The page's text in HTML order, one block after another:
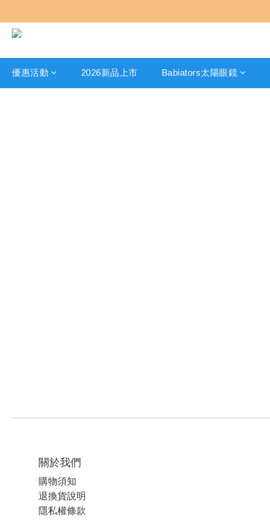
優惠活動 2026新品上市 Babiators太陽眼鏡
關於我們
購物須知
退換貨說明
隱私權條款